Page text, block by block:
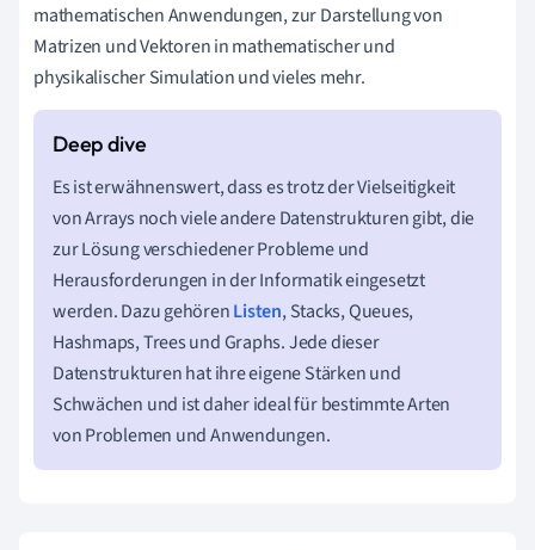
mathematischen Anwendungen, zur Darstellung von
Matrizen und Vektoren in mathematischer und
physikalischer Simulation und vieles mehr.
Es ist erwähnenswert, dass es trotz der Vielseitigkeit
von Arrays noch viele andere Datenstrukturen gibt, die
zur Lösung verschiedener Probleme und
Herausforderungen in der Informatik eingesetzt
werden. Dazu gehörenListen, Stacks, Queues,
Hashmaps, Trees und Graphs. Jede dieser
Datenstrukturen hat ihre eigene Stärken und
Schwächen und ist daher ideal für bestimmte Arten
von Problemen und Anwendungen.